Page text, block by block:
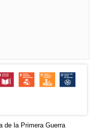
de la Primera Guerra